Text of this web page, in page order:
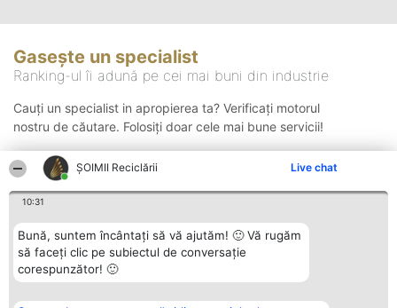
ȘOIMII Reciclării Live chat
10:31
Bună, suntem încântați să vă ajutăm! 🙂 Vă rugăm
să faceți clic pe subiectul de conversație
corespunzător! 🙂
Gasește un specialist
Ranking-ul îi adună pe cei mai buni din industrie
Cauți un specialist in apropierea ta? Verificați motorul
nostru de căutare. Folosiți doar cele mai bune servicii!